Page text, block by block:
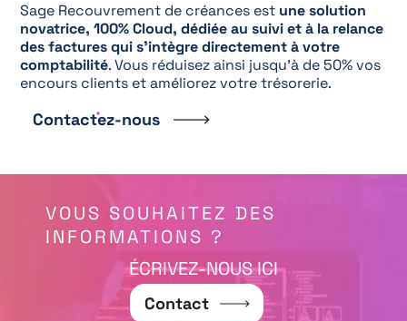
Sage Recouvrement de créances est une solution
novatrice, 100% Cloud, dédiée au suivi et à la relance
des factures qui s’intègre directement à votre
comptabilité. Vous réduisez ainsi jusqu’à de 50% vos
encours clients et améliorez votre trésorerie.
Contactez-nous
VOUS SOUHAITEZ DES
INFORMATIONS ?
ÉCRIVEZ-NOUS ICI
Contact